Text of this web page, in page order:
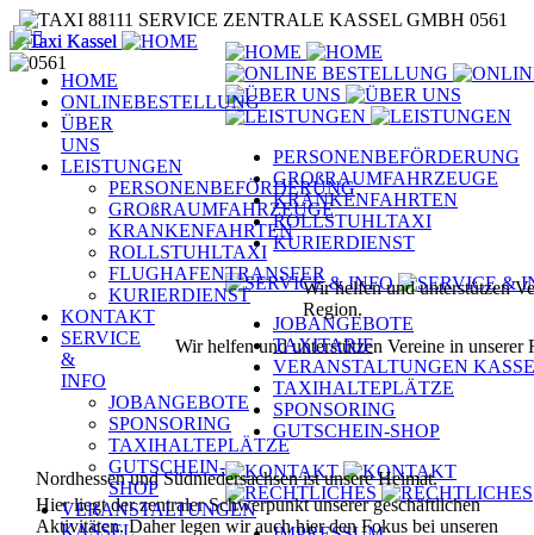
Wir helfen und unterstützen Vereine in unserer
PERSONENBEFÖRDERUNG
GROßRAUMFAHRZEUGE
KRANKENFAHRTEN
ROLLSTUHLTAXI
KURIERDIENST
JOBANGEBOTE
TAXITARIF
VERANSTALTUNGEN
TAXIHALTEPLÄTZE
SPONSORING
GUTSCHEIN-SHOP
Wir helfen und unterstützen
Region.
Hier liegt der zentraler Schwerpunkt unserer geschäftlichen
Aktivitäten. Daher legen wir auch hier den Fokus bei unseren
Nordhessen und Südniedersachsen ist unsere Heimat.
HOME
ONLINEBESTELLUNG
ÜBER
UNS
LEISTUNGEN
PERSONENBEFÖRDERUNG
GROßRAUMFAHRZEUGE
KRANKENFAHRTEN
ROLLSTUHLTAXI
FLUGHAFENTRANSFER
KURIERDIENST
KONTAKT
SERVICE
&
INFO
JOBANGEBOTE
SPONSORING
TAXIHALTEPLÄTZE
GUTSCHEIN-
SHOP
VERANSTALTUNGEN
KASSEL